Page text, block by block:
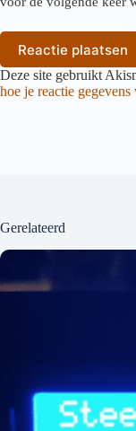
Reactie plaatsen
Deze site gebruikt
hoe je reactie
Gerelateerd